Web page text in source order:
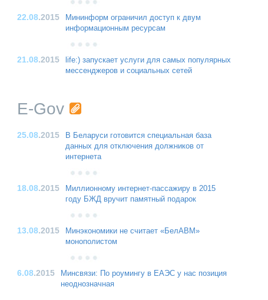
22.08.2015
Мининформ ограничил доступ к двум
информационным ресурсам
21.08.2015
life:) запускает услуги для самых популярных
мессенджеров и социальных сетей
E-Gov
25.08.2015
В Беларуси готовится специальная база
данных для отключения должников от
интернета
18.08.2015
Миллионному интернет-пассажиру в 2015
году БЖД вручит памятный подарок
13.08.2015
Минэкономики не считает «БелАВМ»
монополистом
6.08.2015
Минсвязи: По роумингу в ЕАЭС у нас позиция
неоднозначная